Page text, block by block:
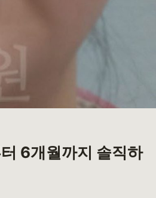
6개월까지 솔직하